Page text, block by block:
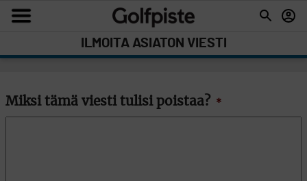
ILMOITA ASIATON VIESTI
Miksi tämä viesti tulisi poistaa? *